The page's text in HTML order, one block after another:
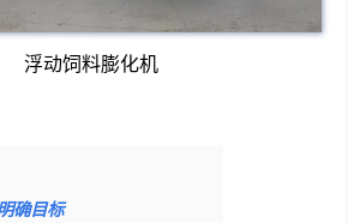
浮动饲料膨化机
确目标